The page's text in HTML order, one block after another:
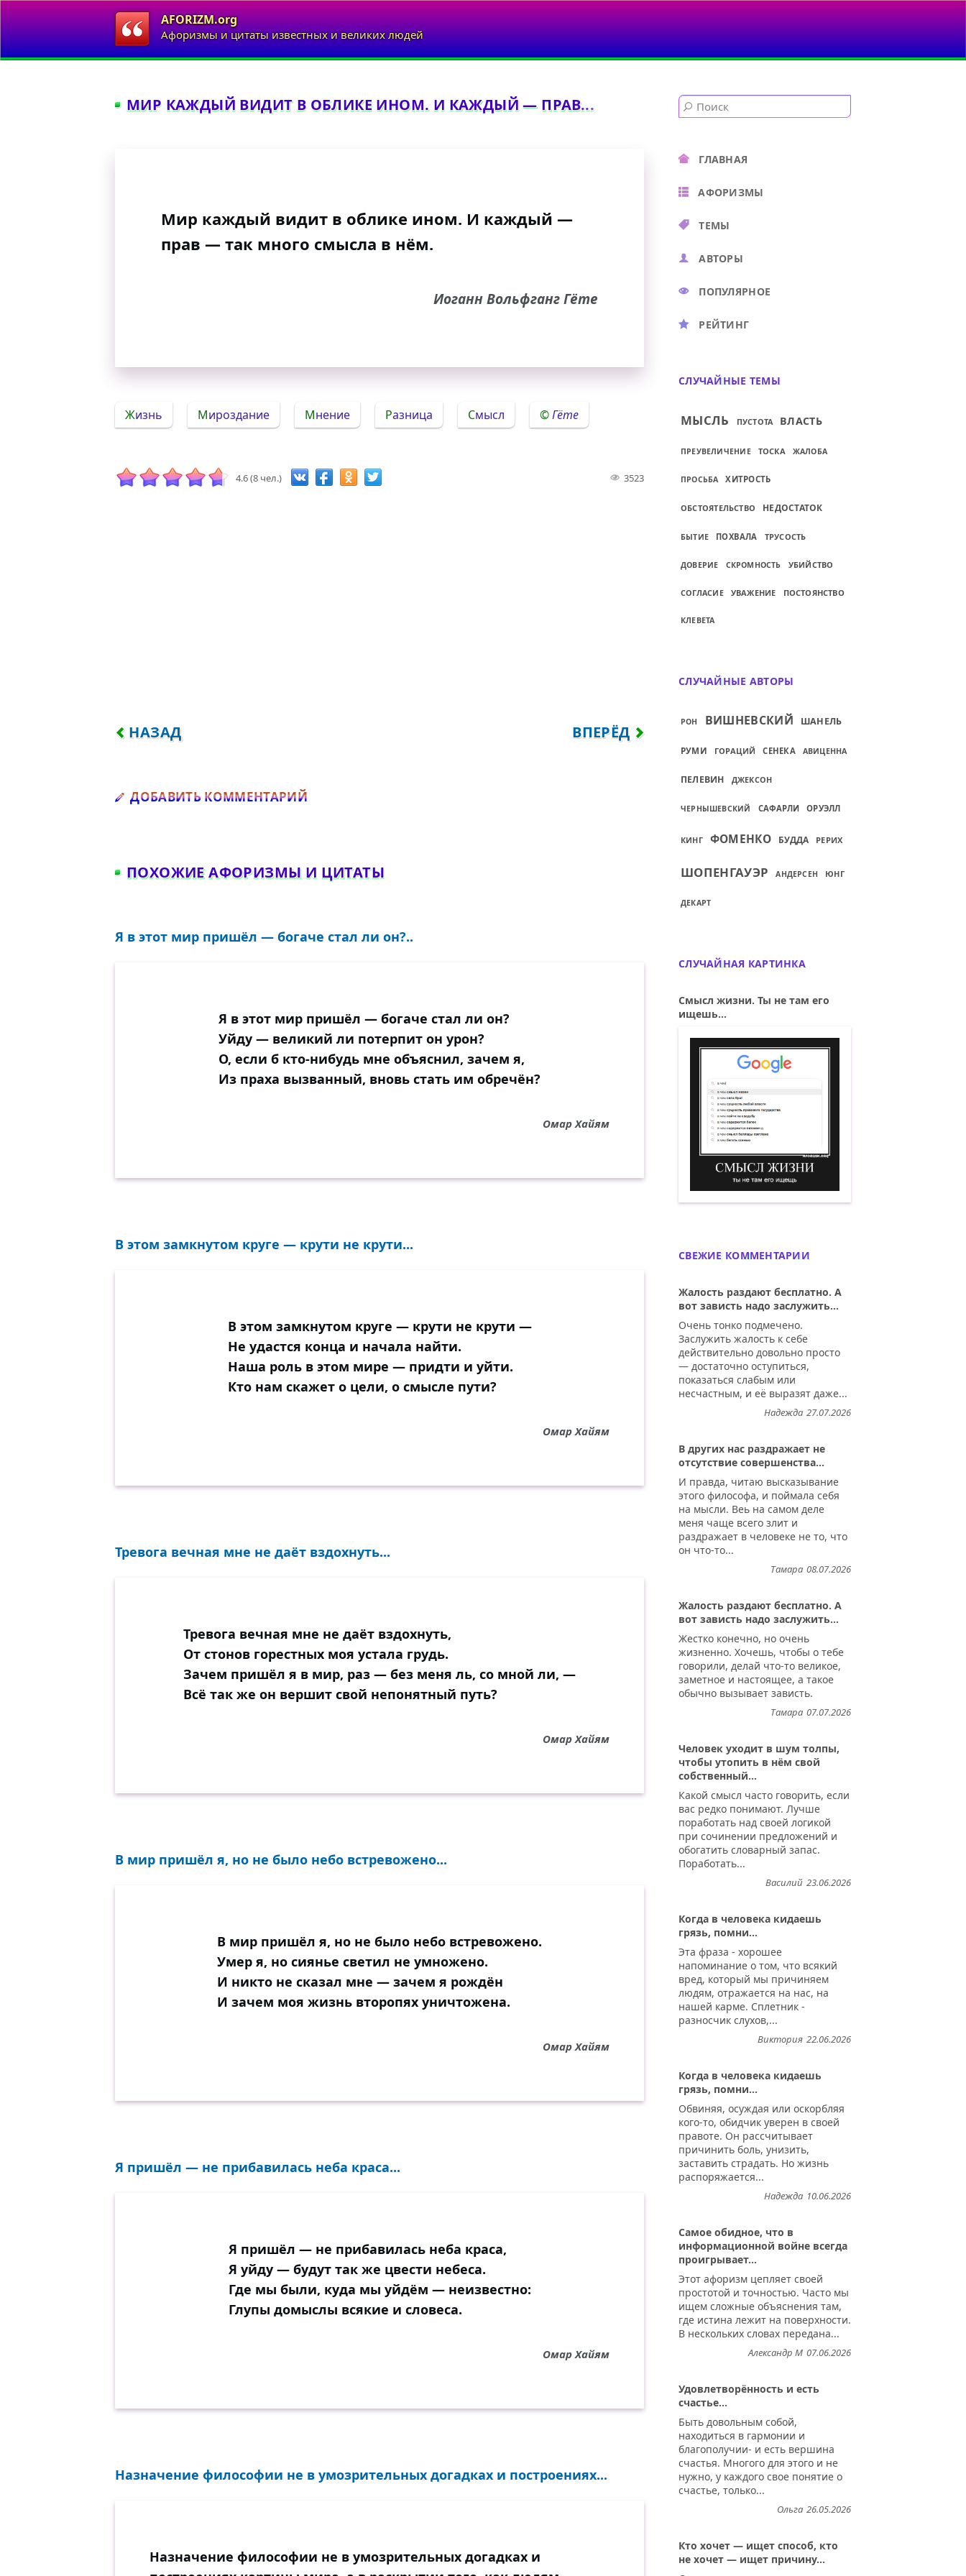
AFORIZM.org
Афоризмы и цитаты известных и великих людей
МИР КАЖДЫЙ ВИДИТ В ОБЛИКЕ ИНОМ. И КАЖДЫЙ — ПРАВ...
Мир каждый видит в облике ином. И каждый —
прав — так много смысла в нём.
Иоганн Вольфганг Гёте
Жизнь Мироздание Мнение Разница Смысл Гёте
4.6 (8 чел.) 3523
ПРЕДЫДУЩИЙ: НАДЕЯТЬСЯ ВСЕГДА ЛУЧШЕ, ЧЕМ ОТЧАИВАТЬСЯ...
НАЗАД СЛЕДУЮЩИЙ: ИСКУССТВО ЕСТЬ ПОСРЕДНИК ТОГО,
ВПЕРЁД
ДОБАВИТЬ КОММЕНТАРИЙ
ПОХОЖИЕ АФОРИЗМЫ И ЦИТАТЫ
Я в этот мир пришёл — богаче стал ли он?..
Я в этот мир пришёл — богаче стал ли он?
Уйду — великий ли потерпит он урон?
О, если б кто-нибудь мне объяснил, зачем я,
Из праха вызванный, вновь стать им обречён?
Омар Хайям
В этом замкнутом круге — крути не крути...
В этом замкнутом круге — крути не крути —
Не удастся конца и начала найти.
Наша роль в этом мире — придти и уйти.
Кто нам скажет о цели, о смысле пути?
Омар Хайям
Тревога вечная мне не даёт вздохнуть...
Тревога вечная мне не даёт вздохнуть,
От стонов горестных моя устала грудь.
Зачем пришёл я в мир, раз — без меня ль, со мной ли, —
Всё так же он вершит свой непонятный путь?
Омар Хайям
В мир пришёл я, но не было небо встревожено...
В мир пришёл я, но не было небо встревожено.
Умер я, но сиянье светил не умножено.
И никто не сказал мне — зачем я рождён
И зачем моя жизнь второпях уничтожена.
Омар Хайям
Я пришёл — не прибавилась неба краса...
Я пришёл — не прибавилась неба краса,
Я уйду — будут так же цвести небеса.
Где мы были, куда мы уйдём — неизвестно:
Глупы домыслы всякие и словеса.
Омар Хайям
Назначение философии не в умозрительных догадках и построениях...
Назначение философии не в умозрительных догадках и
ГЛАВНАЯ
АФОРИЗМЫ
ТЕМЫ
АВТОРЫ
ПОПУЛЯРНОЕ
РЕЙТИНГ
СЛУЧАЙНЫЕ ТЕМЫ
МЫСЛЬ ПУСТОТА ВЛАСТЬ
ПРЕУВЕЛИЧЕНИЕ ТОСКА ЖАЛОБА
ПРОСЬБА ХИТРОСТЬ
ОБСТОЯТЕЛЬСТВО НЕДОСТАТОК
БЫТИЕ ПОХВАЛА ТРУСОСТЬ
ДОВЕРИЕ СКРОМНОСТЬ УБИЙСТВО
СОГЛАСИЕ УВАЖЕНИЕ ПОСТОЯНСТВО
КЛЕВЕТА
СЛУЧАЙНЫЕ АВТОРЫ
РОН ВИШНЕВСКИЙ ШАНЕЛЬ
РУМИ ГОРАЦИЙ СЕНЕКА АВИЦЕННА
ПЕЛЕВИН ДЖЕКСОН
ЧЕРНЫШЕВСКИЙ САФАРЛИ ОРУЭЛЛ
КИНГ ФОМЕНКО БУДДА РЕРИХ
ШОПЕНГАУЭР АНДЕРСЕН ЮНГ
ДЕКАРТ
СЛУЧАЙНАЯ КАРТИНКА
Смысл жизни. Ты не там его
ищешь...
Смысл жизни. Ты не там его ищешь.
СВЕЖИЕ КОММЕНТАРИИ
Жалость раздают бесплатно. А
вот зависть надо заслужить...
Очень тонко подмечено.
Заслужить жалость к себе
действительно довольно просто
— достаточно оступиться,
показаться слабым или
несчастным, и её выразят даже...
27.07.2026
Надежда
В других нас раздражает не
отсутствие совершенства...
И правда, читаю высказывание
этого философа, и поймала себя
на мысли. Веь на самом деле
меня чаще всего злит и
раздражает в человеке не то, что
он что-то...
08.07.2026
Тамара
Жалость раздают бесплатно. А
вот зависть надо заслужить...
Жестко конечно, но очень
жизненно. Хочешь, чтобы о тебе
говорили, делай что-то великое,
заметное и настоящее, а такое
обычно вызывает зависть.
07.07.2026
Тамара
Человек уходит в шум толпы,
чтобы утопить в нём свой
собственный...
Какой смысл часто говорить, если
вас редко понимают. Лучше
поработать над своей логикой
при сочинении предложений и
обогатить словарный запас.
Поработать...
23.06.2026
Василий
Когда в человека кидаешь
грязь, помни...
Эта фраза - хорошее
напоминание о том, что всякий
вред, который мы причиняем
людям, отражается на нас, на
нашей карме. Сплетник -
разносчик слухов,...
22.06.2026
Виктория
Когда в человека кидаешь
грязь, помни...
Обвиняя, осуждая или оскорбляя
кого-то, обидчик уверен в своей
правоте. Он рассчитывает
причинить боль, унизить,
заставить страдать. Но жизнь
распоряжается...
10.06.2026
Надежда
Самое обидное, что в
информационной войне всегда
проигрывает...
Этот афоризм цепляет своей
простотой и точностью. Часто мы
ищем сложные объяснения там,
где истина лежит на поверхности.
В нескольких словах передана...
07.06.2026
Александр М
Удовлетворённость и есть
счастье...
Быть довольным собой,
находиться в гармонии и
благополучии- и есть вершина
счастья. Многого для этого и не
нужно, у каждого свое понятие о
счастье, только...
26.05.2026
Ольга
Кто хочет — ищет способ, кто
не хочет — ищет причину...